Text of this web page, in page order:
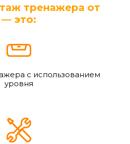
тренажера от
это:
с использованием
уровня